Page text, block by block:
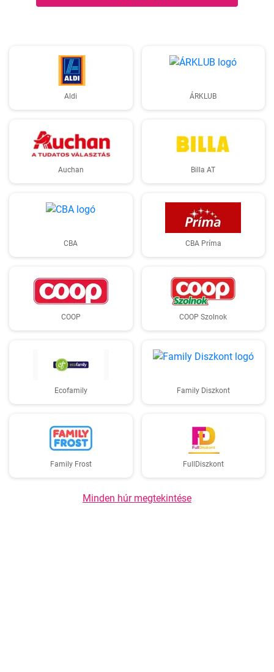
Aldi ÁRKLUB
Auchan Billa AT
CBA CBA Príma
COOP COOP Szolnok
Ecofamily Family Diszkont
Family Frost FullDiszkont
Minden húr megtekintése